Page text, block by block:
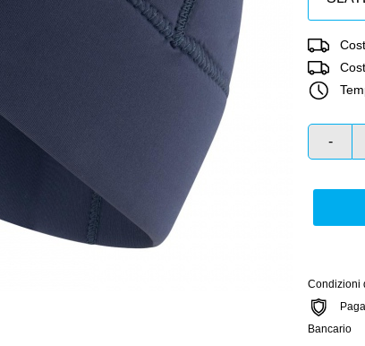
-
Condizioni
Bancario